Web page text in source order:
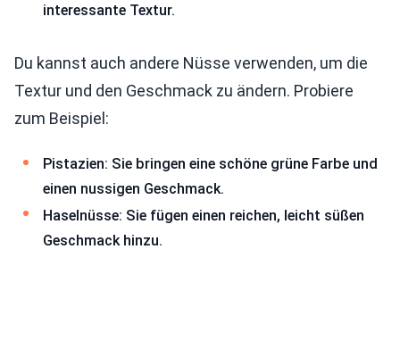
interessante Textur.
Du kannst auch andere Nüsse verwenden, um die
Textur und den Geschmack zu ändern. Probiere
zum Beispiel:
Pistazien: Sie bringen eine schöne grüne Farbe und
einen nussigen Geschmack.
Haselnüsse: Sie fügen einen reichen, leicht süßen
Geschmack hinzu.